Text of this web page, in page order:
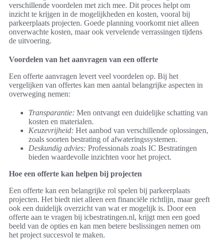
verschillende voordelen met zich mee. Dit proces helpt om
inzicht te krijgen in de mogelijkheden en kosten, vooral bij
parkeerplaats projecten. Goede planning voorkomt niet alleen
onverwachte kosten, maar ook vervelende verrassingen tijdens
de uitvoering.
Voordelen van het aanvragen van een offerte
Een offerte aanvragen levert veel voordelen op. Bij het
vergelijken van offertes kan men aantal belangrijke aspecten in
overweging nemen:
Transparantie: Men ontvangt een duidelijke schatting van
kosten en materialen.
Keuzevrijheid: Het aanbod van verschillende oplossingen,
zoals soorten bestrating of afwateringssystemen.
Deskundig advies: Professionals zoals IC Bestratingen
bieden waardevolle inzichten voor het project.
Hoe een offerte kan helpen bij projecten
Een offerte kan een belangrijke rol spelen bij parkeerplaats
projecten. Het biedt niet alleen een financiële richtlijn, maar geeft
ook een duidelijk overzicht van wat er mogelijk is. Door een
offerte aan te vragen bij icbestratingen.nl, krijgt men een goed
beeld van de opties en kan men betere beslissingen nemen om
het project succesvol te maken.